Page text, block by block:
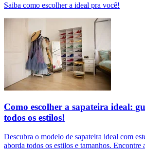
Saiba como escolher a ideal pra você!
Como escolher a sapateira ideal:
todos os estilos!
Descubra o modelo de sapateira ideal com
aborda todos os estilos e tamanhos. Encontre